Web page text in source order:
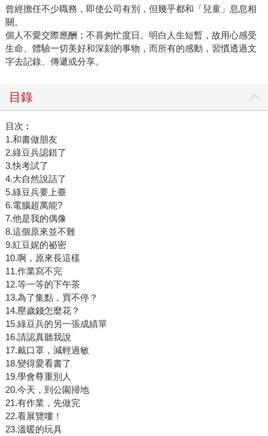
曾經擔任不少職務，即使公司有別，但幾乎都和「兒童」息息相
關。
個人不愛交際應酬；不喜匆忙度日。明白人生短暫，故用心感受
生命、體驗一切美好和深刻的事物，而所有的感動，習慣透過文
字去記錄、傳遞或分享。
目錄
目次︰
1.和書做朋友
2.綠豆兵認錯了
3.快考試了
4.大自然說話了
5.綠豆兵要上臺
6.電腦超萬能?
7.他是我的偶像
8.這個原來並不難
9.紅豆妮的祕密
10.啊，原來長這樣
11.作業寫不完
12.等一等的下午茶
13.為了集點，買不停？
14.壓歲錢怎麼花？
15.綠豆兵的另一張成績單
16.請認真聽我說
17.戴口罩，減輕過敏
18.變得愛看書了
19.學會尊重別人
20.今天，到公園掃地
21.有作業，先做完
22.看展覽嘍！
23.溫暖的玩具